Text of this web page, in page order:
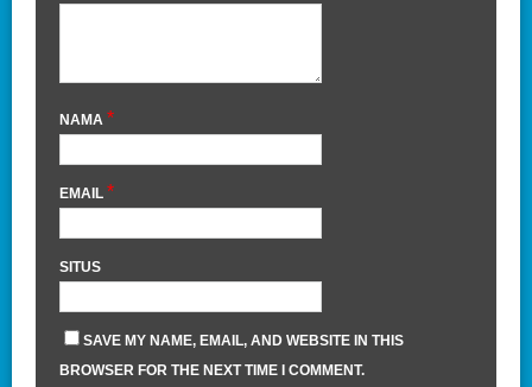
NAMA *
EMAIL *
SITUS
SAVE MY NAME, EMAIL, AND WEBSITE IN THIS
BROWSER FOR THE NEXT TIME I COMMENT.